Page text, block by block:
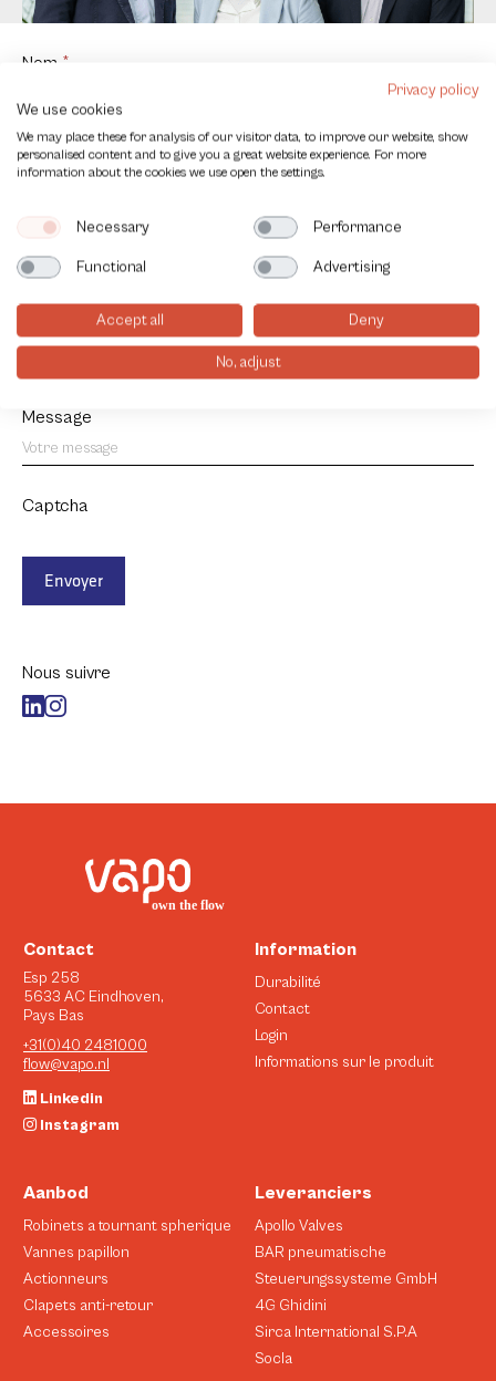
Contact
FR
Nom *
E-mail*
Entreprise
Numéro de téléphone
Message
Captcha
Envoyer
Nous suivre
Contact
Esp 258
5633 AC Eindhoven,
Pays Bas
+31(0)40 2481000
flow@vapo.nl
Linkedin
Instagram
Aanbod
Robinets a tournant spherique
Vannes papillon
Actionneurs
Clapets anti-retour
Accessoires
Leveranciers
Apollo Valves
BAR pneumatische
Steuerungssysteme GmbH
4G Ghidini
Sirca International S.P.A
Socla
Information
Durabilité
Contact
Login
Informations sur le produit
Privacy policy
We use cookies
We may place these for analysis of our visitor data, to improve our website, show
personalised content and to give you a great website experience. For more
information about the cookies we use open the settings.
Necessary Performance
Functional Advertising
Accept all Deny
No, adjust